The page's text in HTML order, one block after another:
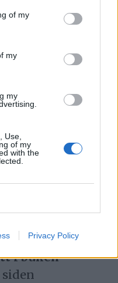
of my
my
my
Use,
of my
with the
Privacy Policy
og tau redder
Gauldalen
å kjøre ti
i buken
siden